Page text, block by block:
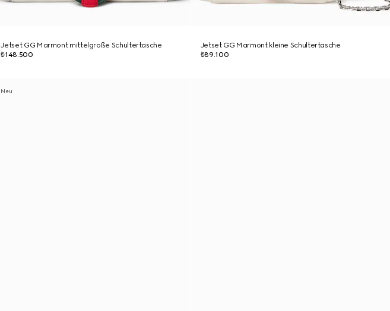
Jetset GG Marmont mittelgroße Schultertasche
₺148.500
Jetset GG Marmont kleine Schultertasche
₺89.100
Neu